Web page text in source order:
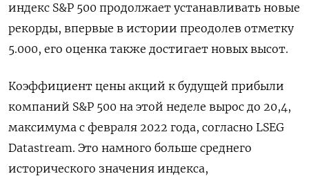
индекс S&P 500 продолжает устанавливать новые
рекорды, впервые в истории преодолев отметку
5.000, его оценка также достигает новых высот.
Коэффициент цены акций к будущей прибыли
компаний S&P 500 на этой неделе вырос до 20,4,
максимума с февраля 2022 года, согласно LSEG
Datastream. Это намного больше среднего
исторического значения индекса,